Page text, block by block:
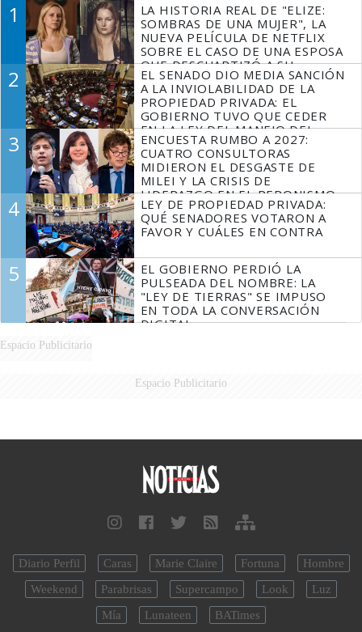
1
LA HISTORIA REAL DE "ELIZE:
SOMBRAS DE UNA MUJER", LA
NUEVA PELÍCULA DE NETFLIX
SOBRE EL CASO DE UNA ESPOSA
QUE DESCUARTIZÓ A SU
MARIDO
2
EL SENADO DIO MEDIA SANCIÓN
A LA INVIOLABILIDAD DE LA
PROPIEDAD PRIVADA: EL
GOBIERNO TUVO QUE CEDER
EN LA LEY DEL MANEJO DEL
FUEGO
3
ENCUESTA RUMBO A 2027:
CUATRO CONSULTORAS
MIDIERON EL DESGASTE DE
MILEI Y LA CRISIS DE
LIDERAZGO EN EL PERONISMO
4
LEY DE PROPIEDAD PRIVADA:
QUÉ SENADORES VOTARON A
FAVOR Y CUÁLES EN CONTRA
5
EL GOBIERNO PERDIÓ LA
PULSEADA DEL NOMBRE: LA
"LEY DE TIERRAS" SE IMPUSO
EN TODA LA CONVERSACIÓN
DIGITAL
Espacio Publicitario
Espacio Publicitario
Diario Perfil Caras Marie Claire Fortuna
Hombre
Weekend
Parabrisas Supercampo Look
Luz
Mía
Lunateen BATimes